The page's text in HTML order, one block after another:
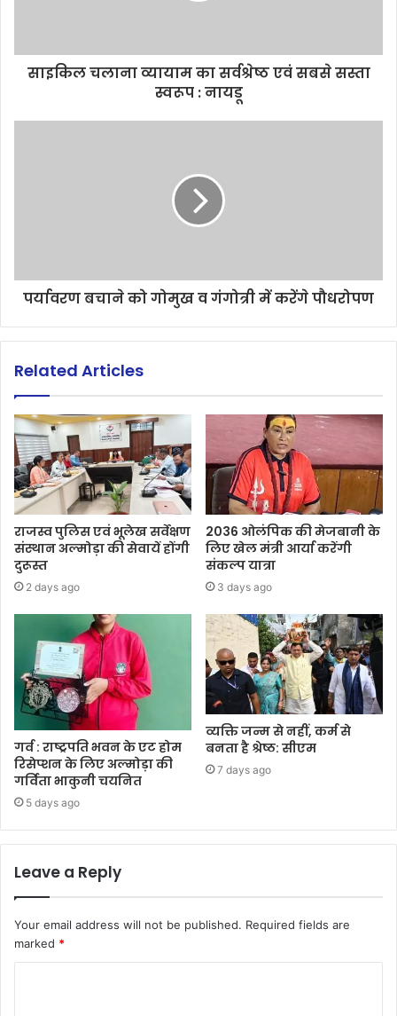
साइकिल चलाना व्यायाम का सर्वश्रेष्ठ एवं सबसे सस्ता
स्वरूप : नायडू
पर्यावरण बचाने को गोमुख व गंगोत्री में करेंगे पौधरोपण
Related Articles
राजस्व पुलिस एवं भूलेख सर्वेक्षण
संस्थान अल्मोड़ा की सेवायें होंगी
दुरूस्त
2 days ago
2036 ओलंपिक की मेजबानी के
लिए खेल मंत्री आर्या करेंगी
संकल्प यात्रा
3 days ago
गर्व : राष्ट्रपति भवन के एट होम
रिसेप्शन के लिए अल्मोड़ा की
गर्विता भाकुनी चयनित
5 days ago
व्यक्ति जन्म से नहीं, कर्म से
बनता है श्रेष्ठ: सीएम
7 days ago
Leave a Reply
Your email address will not be published. Required fields are
marked *